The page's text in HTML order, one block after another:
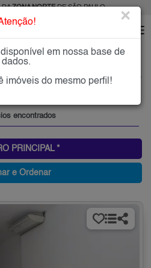
DAZONA NORTEDE SÃO PAULO
VILA DIVA (ZONA NORTE)
Imóveis para Alugar na Vila Diva (Zona Norte), Zona Norte de São Paulo, SP
encontrados
PRINCIPAL *
e Ordenar
×
em nossa base de
dados.
imóveis do mesmo perfil!